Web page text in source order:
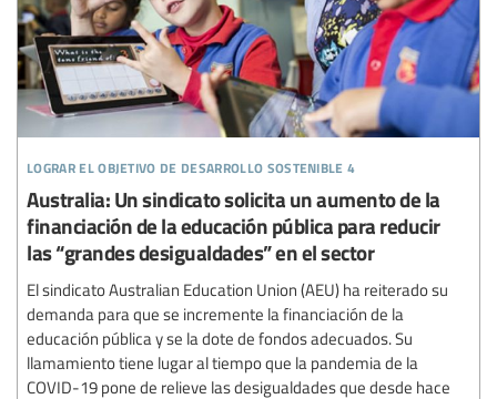
lograr el objetivo de desarrollo sostenible 4
Australia: Un sindicato solicita un aumento de la
financiación de la educación pública para reducir
las “grandes desigualdades” en el sector
El sindicato Australian Education Union (AEU) ha reiterado su
demanda para que se incremente la financiación de la
educación pública y se la dote de fondos adecuados. Su
llamamiento tiene lugar al tiempo que la pandemia de la
COVID-19 pone de relieve las desigualdades que desde hace